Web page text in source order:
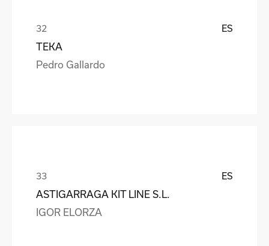
ES
TEKA
Pedro Gallardo
ES
ASTIGARRAGA KIT LINE S.L.
IGOR ELORZA